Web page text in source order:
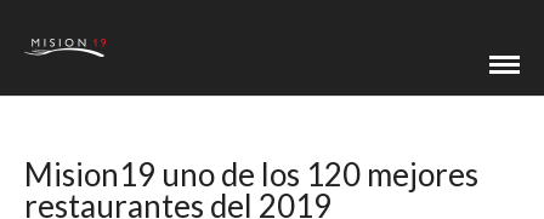
Mision19 uno de los 120 mejores
restaurantes del 2019